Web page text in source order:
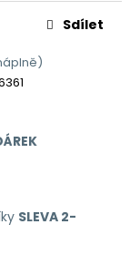
Sdílet
SLEVA 2-